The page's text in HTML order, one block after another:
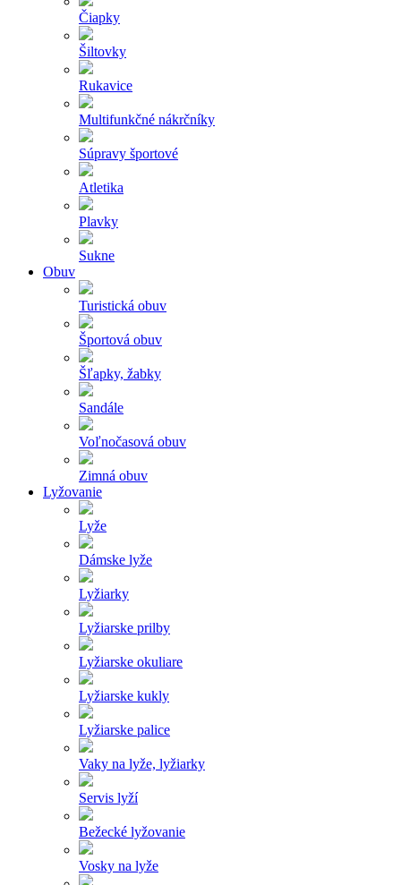
Čiapky
Šiltovky
Rukavice
Multifunkčné nákrčníky
Súpravy športové
Atletika
Plavky
Sukne
Obuv
Turistická obuv
Športová obuv
Šľapky, žabky
Sandále
Voľnočasová obuv
Zimná obuv
Lyžovanie
Lyže
Dámske lyže
Lyžiarky
Lyžiarske prilby
Lyžiarske okuliare
Lyžiarske kukly
Lyžiarske palice
Vaky na lyže, lyžiarky
Servis lyží
Bežecké lyžovanie
Vosky na lyže